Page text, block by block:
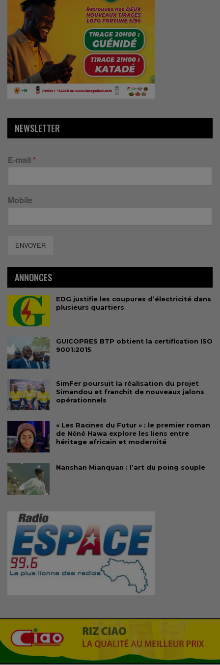
NEWSLETTER
E-mail *
Mobile
ENVOYER
ANNONCES
EDG justifie les coupures d’électricité dans
plusieurs quartiers
GUICOPRES BTP obtient la certification ISO
9001:2015
SimFer poursuit la réalisation du projet
Simandou et franchit de nouveaux jalons
opérationnels
« Les Racines du Futur » : le premier roman
de Néné Hawa explore les liens entre
héritage africain et modernité
Nanshan Mianquan : l’art du poing souple